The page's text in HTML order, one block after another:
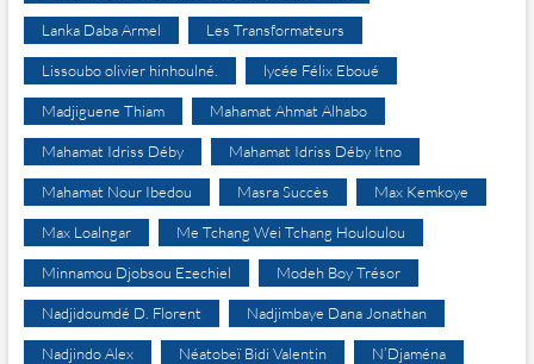
Lanka Daba Armel Les Transformateurs
Lissoubo olivier hinhoulné. lycée Félix Eboué
Madjiguene Thiam Mahamat Ahmat Alhabo
Mahamat Idriss Déby Mahamat Idriss Déby Itno
Mahamat Nour Ibedou Masra Succès Max Kemkoye
Max Loalngar Me Tchang Wei Tchang Houloulou
Minnamou Djobsou Ezechiel Modeh Boy Trésor
Nadjidoumdé D. Florent Nadjimbaye Dana Jonathan
Nadjindo Alex Néatobeï Bidi Valentin N’Djaména